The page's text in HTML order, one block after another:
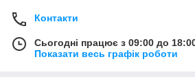
Контакти
Сьогодні працює з 09:00 до
Показати весь графік роботи